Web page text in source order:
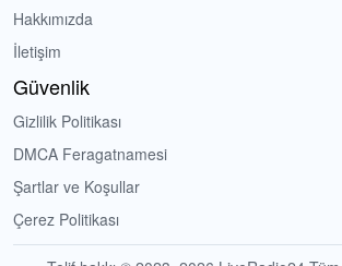
Hakkımızda
İletişim
Güvenlik
Gizlilik Politikası
DMCA Feragatnamesi
Şartlar ve Koşullar
Çerez Politikası